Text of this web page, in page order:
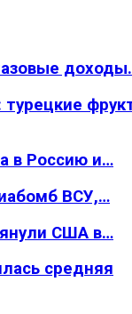
турецкие
в Россию и…
ВСУ,…
США в…
средняя